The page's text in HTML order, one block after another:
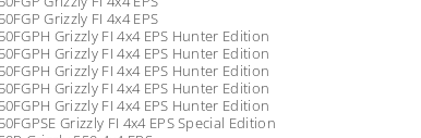
Grizzly FI 4x4 EPS
Grizzly FI 4x4 EPS Hunter Edition
Grizzly FI 4x4 EPS Hunter Edition
Grizzly FI 4x4 EPS Hunter Edition
Grizzly FI 4x4 EPS Hunter Edition
Grizzly FI 4x4 EPS Hunter Edition
Grizzly FI 4x4 EPS Special Edition